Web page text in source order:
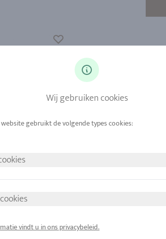
€ 2.938
Platina van
Wij gebruiken cookies
vindt u in ons privacybeleid.